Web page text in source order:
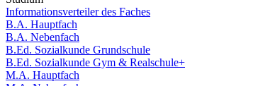
Informationsverteiler des Faches
B.A. Hauptfach
B.A. Nebenfach
B.Ed. Sozialkunde Grundschule
B.Ed. Sozialkunde Gym & Realschule+
M.A. Hauptfach